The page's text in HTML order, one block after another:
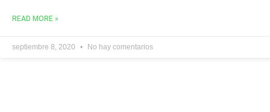
READ MORE »
septiembre 8, 2020 No hay comentarios